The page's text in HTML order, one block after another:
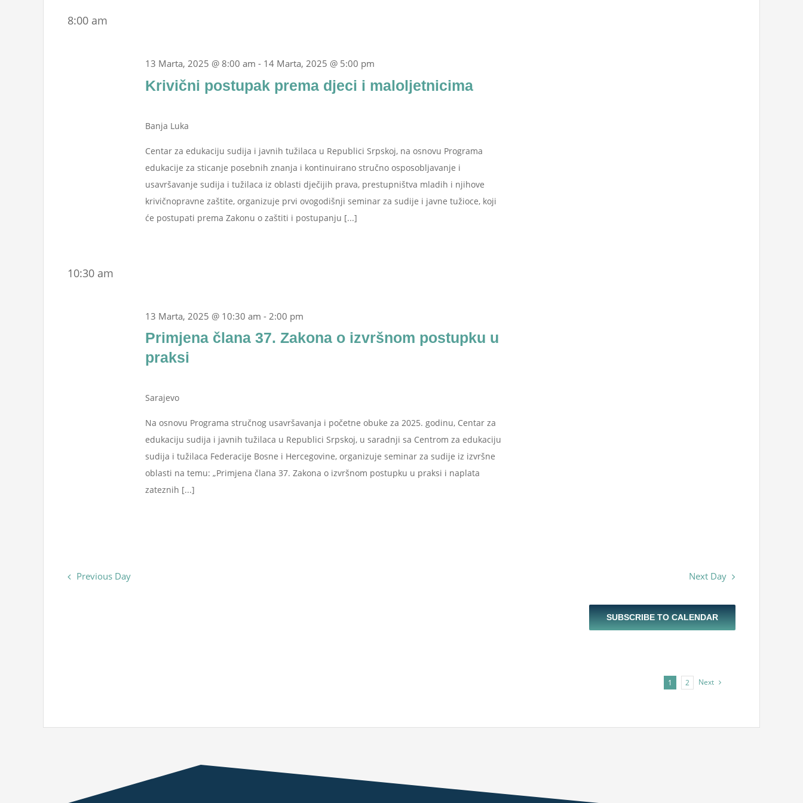
Navigation
by
8:00 am
Krivični postupak prema djeci i maloljetnicima
13 Marta, 2025 @ 8:00 am - 14 Marta, 2025 @ 5:00 pm
Banja Luka
Centar za edukaciju sudija i javnih tužilaca u Republici Srpskoj, na osnovu Programa
edukacije za sticanje posebnih znanja i kontinuirano stručno osposobljavanje i
usavršavanje sudija i tužilaca iz oblasti dječijih prava, prestupništva mladih i njihove
krivičnopravne zaštite, organizuje prvi ovogodišnji seminar za sudije i javne tužioce, koji
će postupati prema Zakonu o zaštiti i postupanju [...]
10:30 am
Primjena člana 37. Zakona o izvršnom postupku u
praksi
13 Marta, 2025 @ 10:30 am -2:00 pm
Sarajevo
Na osnovu Programa stručnog usavršavanja i početne obuke za 2025. godinu, Centar za
edukaciju sudija i javnih tužilaca u Republici Srpskoj, u saradnji sa Centrom za edukaciju
sudija i tužilaca Federacije Bosne i Hercegovine, organizuje seminar za sudije iz izvršne
oblasti na temu: „Primjena člana 37. Zakona o izvršnom postupku u praksi i naplata
zateznih [...]
Previous Day Next Day
SUBSCRIBE TO CALENDAR
1 2 Next